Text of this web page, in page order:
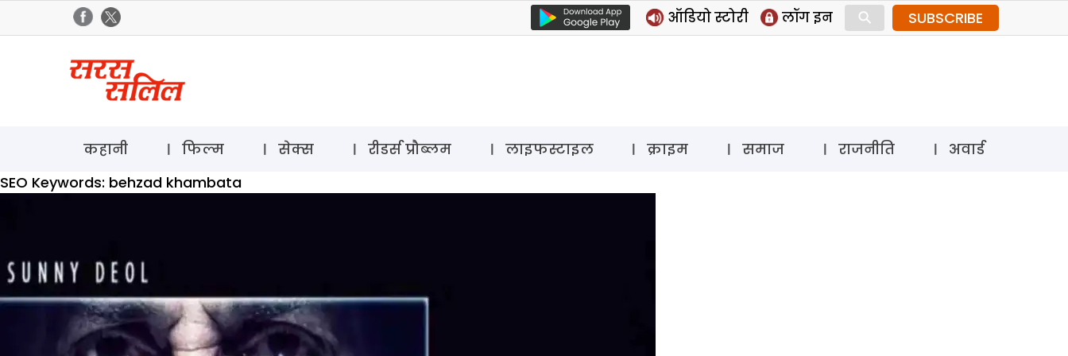
ऑडियो स्टोरी लॉग इन ⚲ SUBSCRIBE
कहानी फिल्म सेक्स रीडर्स प्रौब्लम लाइफस्टाइल क्राइम समाज राजनीति
अवार्ड
SEO Keywords: behzad khambata